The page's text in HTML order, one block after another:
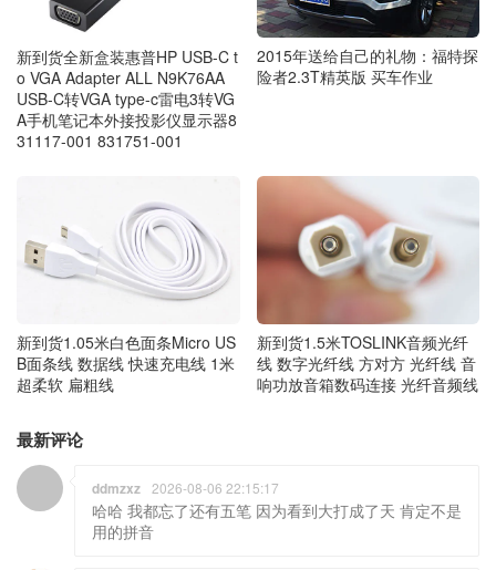
新到货全新盒装惠普HP USB-C t
o VGA Adapter ALL N9K76AA
USB-C转VGA type-c雷电3转VG
A手机笔记本外接投影仪显示器8
31117-001 831751-001
2015年送给自己的礼物：福特探
险者2.3T精英版 买车作业
新到货1.05米白色面条Micro US
B面条线 数据线 快速充电线 1米
超柔软 扁粗线
新到货1.5米TOSLINK音频光纤
线 数字光纤线 方对方 光纤线 音
响功放音箱数码连接 光纤音频线
最新评论
ddmzxz 2026-08-06 22:15:17
哈哈 我都忘了还有五笔 因为看到大打成了天 肯定不是
用的拼音